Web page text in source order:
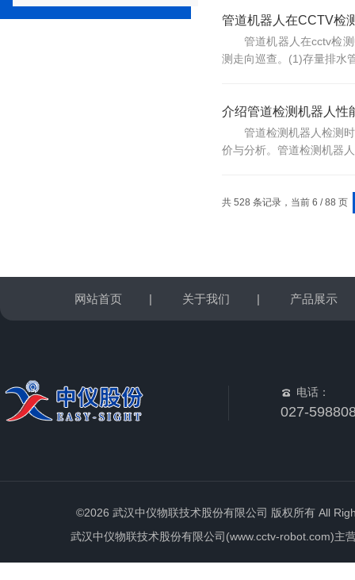
管道机器人在CCTV检
管道机器人在cctv检
测走向巡查。(1)存量排水
介绍管道检测机器人性
管道检测机器人检测
价与分析。管道检测机器
共 528 条记录，当前 6 / 88 页
网站首页 | 关于我们 | 产品展示
电话：
027-
©2026 武汉中仪物联技术股份有限公司 版权所有 All
武汉中仪物联技术股份有限公司(www.cctv-robot.com)主